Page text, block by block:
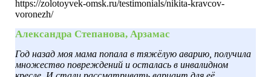
https://zolotoyvek-omsk.ru/testimonials/nikita-kravcov-
voronezh/
Александра Степанова, Арзамас
Год назад моя мама попала в тяжёлую аварию, получила
множество повреждений и осталась в инвалидном